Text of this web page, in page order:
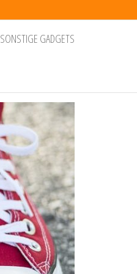
SONSTIGE GADGETS